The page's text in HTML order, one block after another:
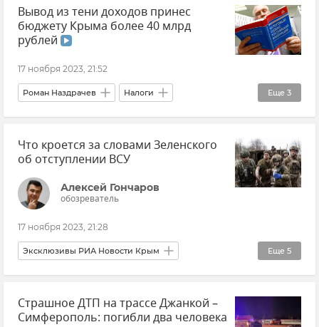
Министерство обороны РФ
Авиация
Воздушно-космические силы (ВКС)
Авиация
Потери ВСУ
Обрушение жилого дома в Астрахани
Владимир Путин (политик)
Россия Новости
Вывод из тени доходов принес
бюджету Крыма более 40 млрд
рублей
17 ноября 2023, 21:52
Еще 3
Роман Наздрачев Налоги
Федеральная налоговая служба (ФНС)
Деньги Крым
Что кроется за словами Зеленского
об отступлении ВСУ
Алексей Гончаров
обозреватель
17 ноября 2023, 21:28
Еще 5
Эксклюзивы РИА Новости Крым
Алексей Анпилогов Мнения
Владимир Зеленский Украина НАТО
Страшное ДТП на трассе Джанкой –
Симферополь: погибли два человека